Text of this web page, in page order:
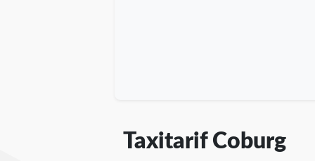
Taxitarif Coburg